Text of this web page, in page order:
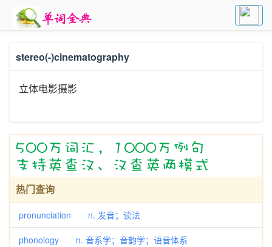
stereo(-)cinematography
立体电影摄影
热门查询
pronunciation n. 发音；读法
phonology n. 音系学；音韵学；语音体系